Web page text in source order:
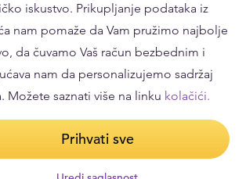
iskustvo. Prikupljanje podataka iz
nam pomaže da Vam pružimo najbolje
da čuvamo Vaš račun bezbednim i
nam da personalizujemo sadržaj
Možete saznati više na linku kolačići.
Prihvati sve